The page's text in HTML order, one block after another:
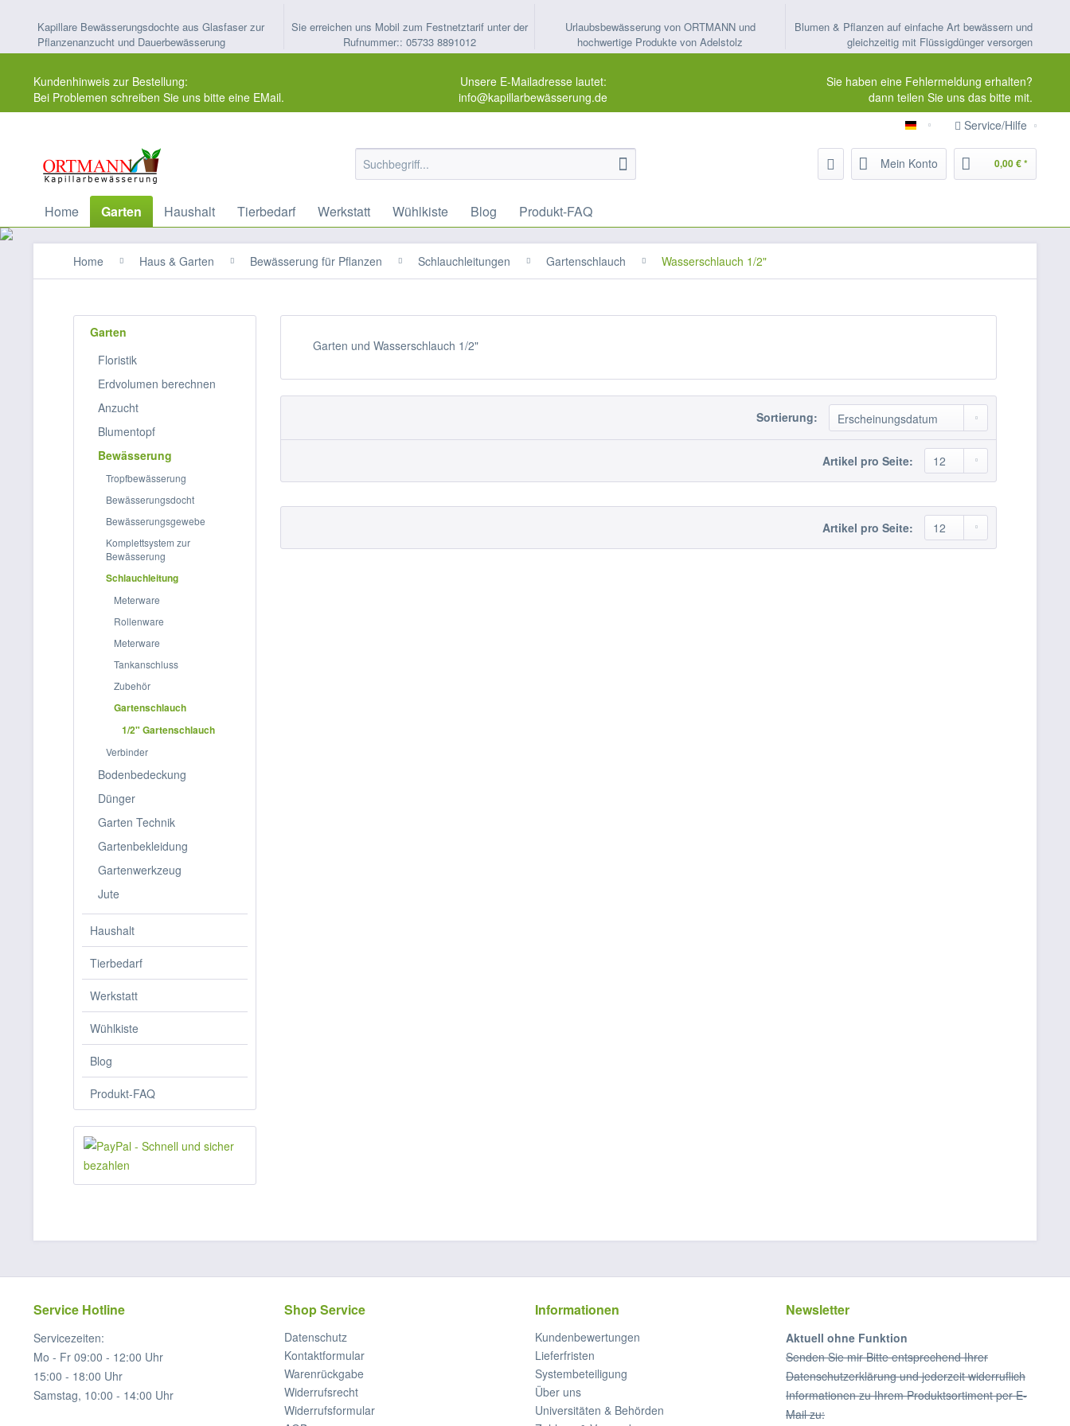
Kapillare Bewässerungsdochte aus Glasfaser zur
Pflanzenanzucht und Dauerbewässerung
Sie erreichen uns Mobil zum Festnetztarif unter der
Rufnummer:: 05733 8891012
Urlaubsbewässerung von ORTMANN und
hochwertige Produkte von Adelstolz
Blumen & Pflanzen auf einfache Art bewässern und
gleichzeitig mit Flüssigdünger versorgen
Kundenhinweis zur Bestellung:
Bei Problemen schreiben Sie uns bitte eine EMail.
Unsere E-Mailadresse lautet:
info@kapillarbewässerung.de
Sie haben eine Fehlermeldung erhalten?
dann teilen Sie uns das bitte mit.
ORTMANN-Service/Hilfe
Mein Konto 0,00 € *
Home Garten Haushalt Tierbedarf Werkstatt Wühlkiste Blog Produkt-FAQ
Home Haus & Garten Bewässerung für Pflanzen Schlauchleitungen Gartenschlauch Wasserschlauch 1/2"
Garten
Floristik
Erdvolumen berechnen
Anzucht
Blumentopf
Bewässerung
Tropfbewässerung
Bewässerungsdocht
Bewässerungsgewebe
Komplettsystem zur
Bewässerung
Schlauchleitung
Meterware
Rollenware
Meterware
Tankanschluss
Zubehör
Gartenschlauch
1/2" Gartenschlauch
Verbinder
Bodenbedeckung
Dünger
Garten Technik
Gartenbekleidung
Gartenwerkzeug
Jute
Haushalt
Tierbedarf
Werkstatt
Wühlkiste
Blog
Produkt-FAQ
Garten und Wasserschlauch 1/2"
Sortierung:
Artikel pro Seite:
Artikel pro Seite:
Service Hotline
Servicezeiten:
Mo - Fr 09:00 - 12:00 Uhr
15:00 - 18:00 Uhr
Samstag, 10:00 - 14:00 Uhr
Shop Service
Datenschutz
Kontaktformular
Warenrückgabe
Widerrufsrecht
Widerrufsformular
Informationen
Kundenbewertungen
Lieferfristen
Systembeteiligung
Über uns
Universitäten & Behörden
Newsletter
Aktuell ohne Funktion
Senden Sie mir Bitte entsprechend Ihrer
Datenschutzerklärung und jederzeit widerruflich
Informationen zu Ihrem Produktsortiment per E-
Mail zu: